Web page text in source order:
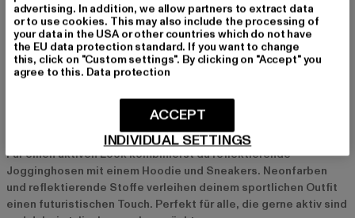
Für Partys oder Festivals ist der Space Look die perfekte Wahl.
Kombiniere ein holografisches Top mit Leggings und auffälligen
Schuhen für einen unverwechselbaren Look, der im Dunkeln
strahlt. Mit Accessoires wie einer holografischen Tasche und
Sportlicher Space Look mit Neon-Details
Für einen aktiven Look kombinierst du reflektierende
Jogginghosen mit einem Hoodie und Sneakers. Neonfarben
und reflektierende Stoffe verleihen deinem sportlichen Outfit
einen futuristischen Touch. Perfekt für alle, die gerne aktiv sind
advertising. In addition, we allow partners to extract data
or to use cookies. This may also include the processing of
your data in the USA or other countries which do not have
the EU data protection standard. If you want to change
this, click on "Custom settings". By clicking on "Accept" you
agree to this. Data protection
INDIVIDUAL SETTINGS
ACCEPT